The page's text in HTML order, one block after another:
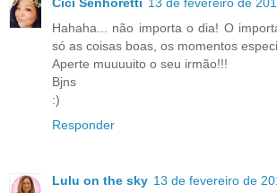
Hahaha... não importa o dia! O
só as coisas boas, os momentos
Aperte muuuuito o seu irmão!!!
Bjns
:)
Responder
Lulu on the sky 13 de fevereiro de